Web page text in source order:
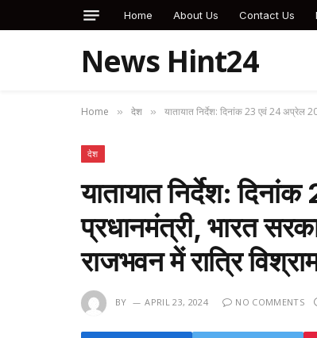
Home About Us Contact Us
News Hint24
Home » देश » यातायात निर्देश: दिनांक 23 एवं 24 अप्रेल
देश
यातायात निर्देश:
प्रधानमंत्री, भारत
राजभवन में रात्रि
BY APRIL 23, 2024 NO COMMENTS